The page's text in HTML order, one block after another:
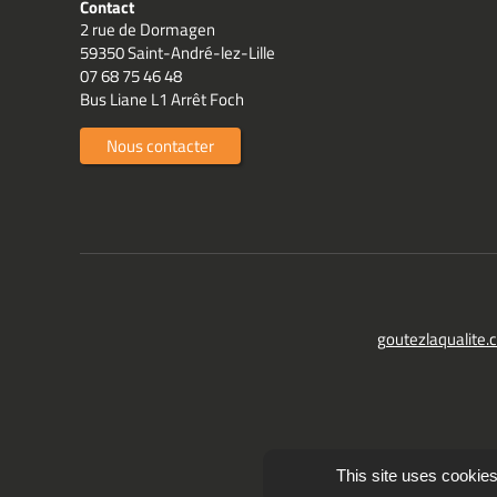
Contact
2 rue de Dormagen
59350 Saint-André-lez-Lille
07 68 75 46 48
Bus Liane L1 Arrêt Foch
Nous contacter
This site uses